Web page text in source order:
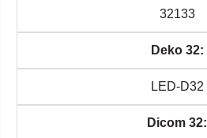
32133
Deko 32:
LED-D32
Dicom 32: